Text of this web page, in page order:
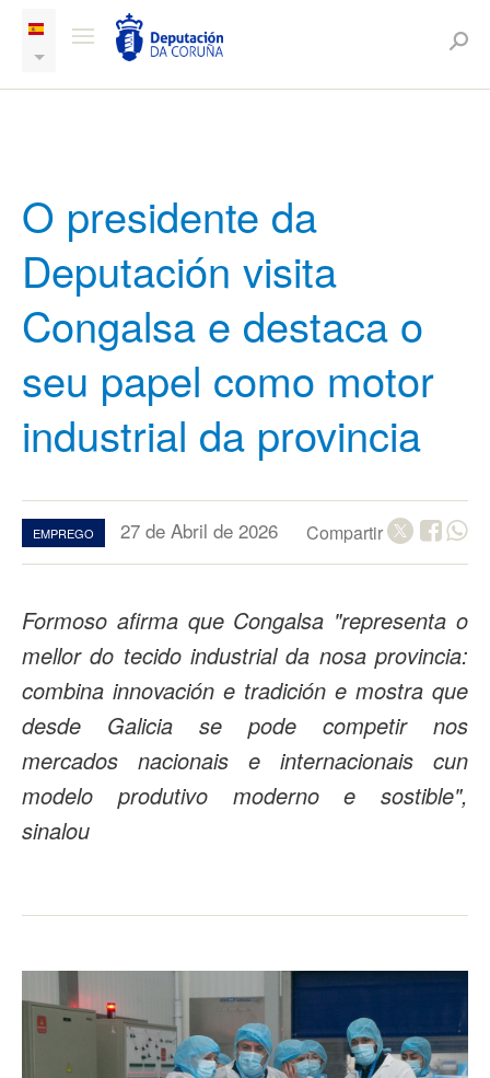
O presidente da
Deputación visita
Congalsa e destaca o
seu papel como motor
industrial da provincia
EMPREGO 27 de Abril de 2026 Compartir
Formoso afirma que Congalsa "representa o
mellor do tecido industrial da nosa provincia:
combina innovación e tradición e mostra que
desde Galicia se pode competir nos
mercados nacionais e internacionais cun
modelo produtivo moderno e sostible",
sinalou